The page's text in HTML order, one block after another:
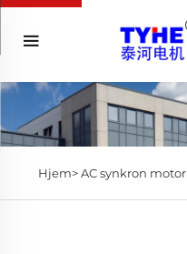
Hjem>AC synkron motor